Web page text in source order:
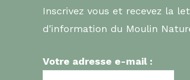
Inscrivez vous et recevez la
d'information du Moulin
Votre adresse e-mail :